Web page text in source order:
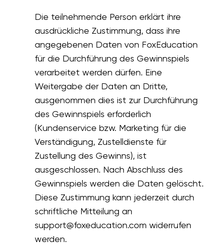
Die teilnehmende Person erklärt ihre
ausdrückliche Zustimmung, dass ihre
angegebenen Daten von FoxEducation
für die Durchführung des Gewinnspiels
verarbeitet werden dürfen. Eine
Weitergabe der Daten an Dritte,
ausgenommen dies ist zur Durchführung
des Gewinnspiels erforderlich
(Kundenservice bzw. Marketing für die
Verständigung, Zustelldienste für
Zustellung des Gewinns), ist
ausgeschlossen. Nach Abschluss des
Gewinnspiels werden die Daten gelöscht.
Diese Zustimmung kann jederzeit durch
schriftliche Mitteilung an
support@foxeducation.com widerrufen
werden.